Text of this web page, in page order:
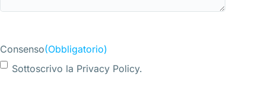
Consenso(Obbligatorio)
Sottoscrivo la Privacy Policy.